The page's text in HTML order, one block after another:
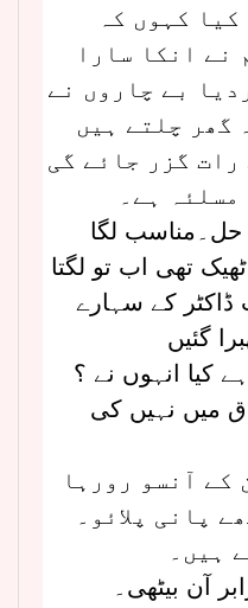
کہوں کہ
نے انکا سارا
بے چاروں نے
گھر چلتے ہیں
رات گزر جائے گی
ہے۔
لگا
تھی اب تو لگتا
کے سہارے
گئیں
کیا انہوں نے ؟
میں نہیں کی
کے آنسو رورہا
پانی پلائو۔
ہیں۔
آن بیٹھی۔